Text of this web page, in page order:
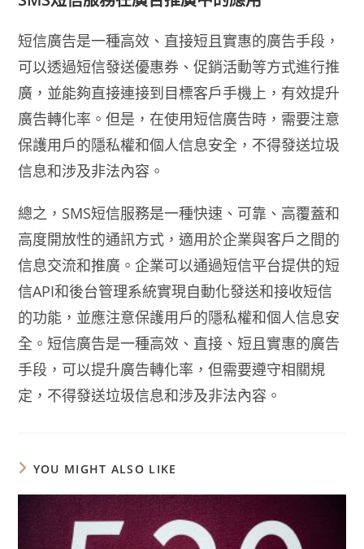
短信廣告是一種高效、直接短且實惠的廣告手段，
可以透過短信發送優惠券、促銷活動等方式進行推
廣，並能夠直接連接到目標客戶手機上，有效提升
廣告轉化率。但是，在使用短信廣告時，需要注意
保護用戶的隱私權和個人信息安全，不得發送垃圾
信息和涉及非法內容。
總之，SMS短信服務是一種快速、可靠、高覆蓋和
高度開放性的通訊方式，適用於企業與客戶之間的
信息交流和推廣。企業可以通過短信平台提供的短
信API和後台管理系統實現自動化發送和接收短信
的功能，並應注意保護用戶的隱私權和個人信息安
全。短信廣告是一種高效、直接、短且實惠的廣告
手段，可以提升廣告轉化率，但需要遵守相關規
定，不得發送垃圾信息和涉及非法內容。
YOU MIGHT ALSO LIKE